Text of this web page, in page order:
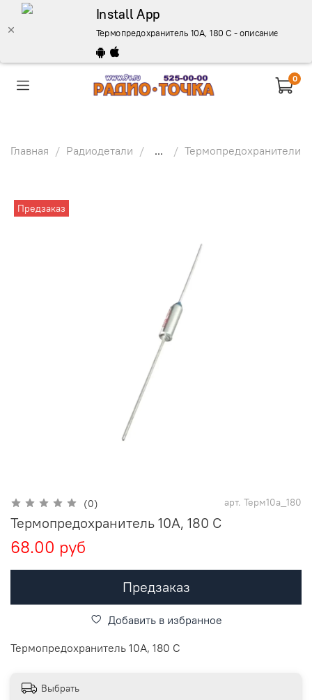
Install App
Термопредохранитель 10А, 180 С - описание,
0
Главная Радиодетали ... Термопредохранители
Предзаказ
(0) арт. Терм10а_180
Термопредохранитель 10А, 180 С
68.00 руб
Предзаказ
Добавить в избранное
Термопредохранитель 10А, 180 С
Выбрать